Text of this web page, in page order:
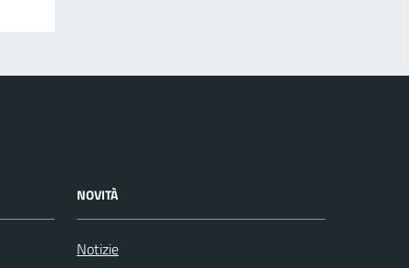
NOVITÀ
Notizie